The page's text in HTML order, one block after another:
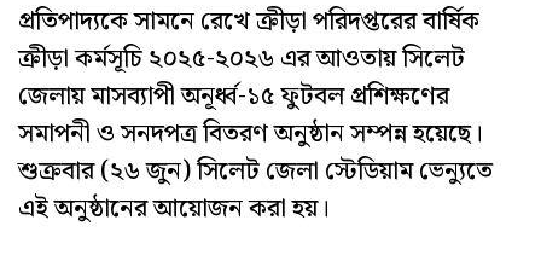
প্রতিপাদ্যকে সামনে রেখে ক্রীড়া পরিদপ্তরের বার্ষিক
ক্রীড়া কর্মসূচি ২০২৫-২০২৬ এর আওতায় সিলেট
জেলায় মাসব্যাপী অনূর্ধ্ব-১৫ ফুটবল প্রশিক্ষণের
সমাপনী ও সনদপত্র বিতরণ অনুষ্ঠান সম্পন্ন হয়েছে।
শুক্রবার (২৬ জুন) সিলেট জেলা স্টেডিয়াম ভেন্যুতে
এই অনুষ্ঠানের আয়োজন করা হয়।